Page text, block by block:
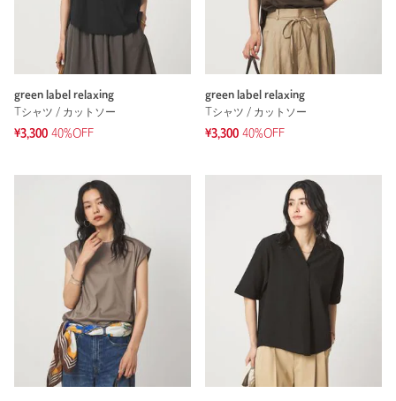
green label relaxing
Tシャツ / カットソー
¥3,300 40%OFF
green label relaxing
Tシャツ / カットソー
¥3,300 40%OFF